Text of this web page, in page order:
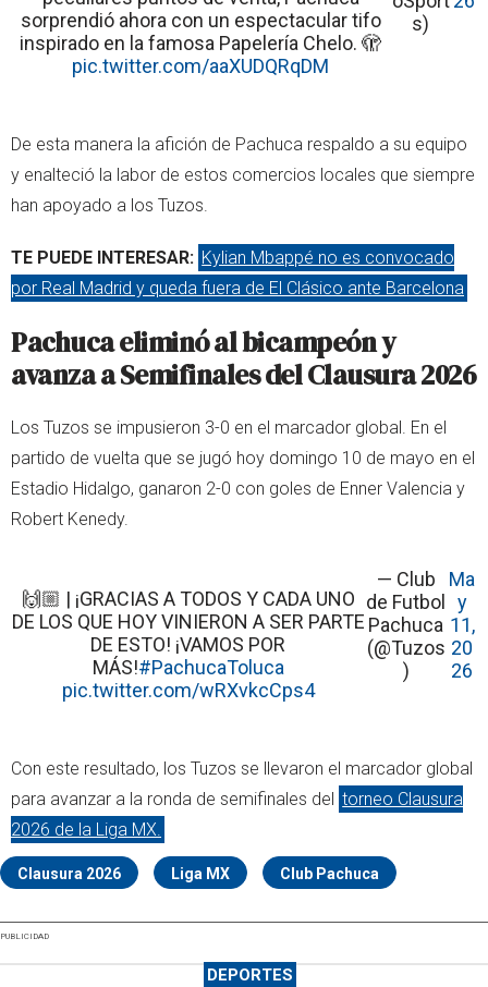
sorprendió ahora con un espectacular tifo
inspirado en la famosa Papelería Chelo. 🫣
pic.twitter.com/aaXUDQRqDM
s)
De esta manera la afición de Pachuca respaldo a su equipo
y enalteció la labor de estos comercios locales que siempre
han apoyado a los Tuzos.
TE PUEDE INTERESAR: Kylian Mbappé no es convocado
por Real Madrid y queda fuera de El Clásico ante Barcelona
Pachuca eliminó al bicampeón y
avanza a Semifinales del Clausura 2026
Los Tuzos se impusieron 3-0 en el marcador global. En el
partido de vuelta que se jugó hoy domingo 10 de mayo en el
Estadio Hidalgo, ganaron 2-0 con goles de Enner Valencia y
Robert Kenedy.
🙌🏼 | ¡GRACIAS A TODOS Y CADA UNO
DE LOS QUE HOY VINIERON A SER PARTE
DE ESTO! ¡VAMOS POR
MÁS!#PachucaToluca
pic.twitter.com/wRXvkcCps4
— Club
de Futbol
Pachuca
(@Tuzos
)
Ma
y
11,
20
26
Con este resultado, los Tuzos se llevaron el marcador global
para avanzar a la ronda de semifinales del torneo Clausura
2026 de la Liga MX.
Clausura 2026 Liga MX Club Pachuca
PUBLICIDAD
DEPORTES